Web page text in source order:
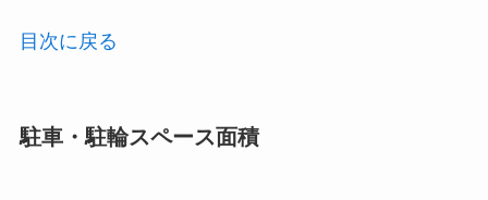
目次に戻る
駐車・駐輪スペース面積